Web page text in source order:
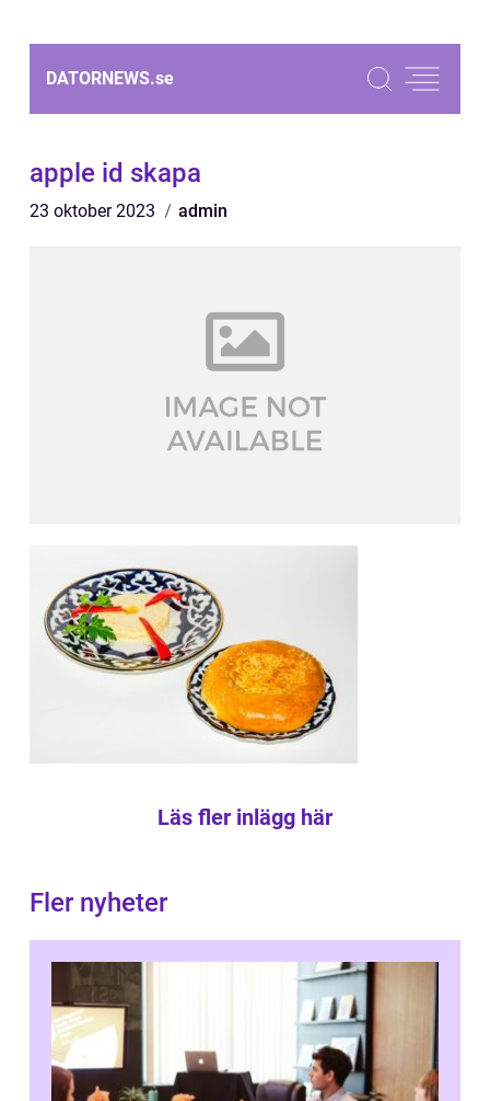
DATORNEWS.se
apple id skapa
23 oktober 2023 admin
Läs fler inlägg här
Fler nyheter